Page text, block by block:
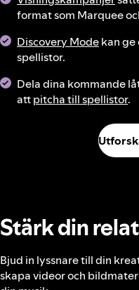
format som Marquee
Discovery Modekan ge
spellistor.
Dela dina kommande
attpitcha till spellistor.
Stärk din
Bjud in lyssnare till din
skapa videor och